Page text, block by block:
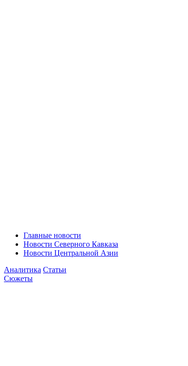
Главные новости
Новости Северного Кавказа
Новости Центральной Азии
Аналитика Статьи
Сюжеты